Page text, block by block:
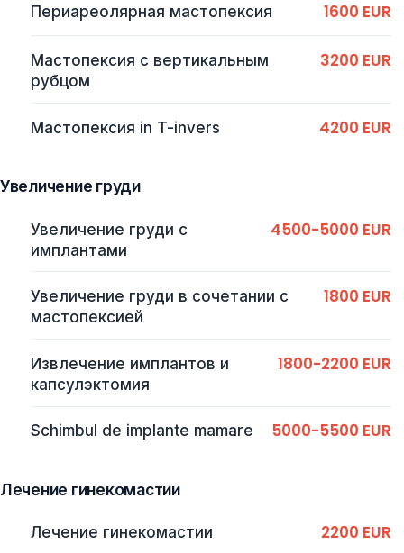
Периареолярная мастопексия 1600 EUR
Мастопексия с вертикальным
рубцом
3200 EUR
Мастопексия in T-invers 4200 EUR
Увеличение груди
Увеличение груди с
имплантами
4500-5000 EUR
Увеличение груди в сочетании с
мастопексией
1800 EUR
Извлечение имплантов и
капсулэктомия
1800-2200 EUR
Schimbul de implante mamare 5000-5500 EUR
Лечение гинекомастии
Лечение гинекомастии 2200 EUR